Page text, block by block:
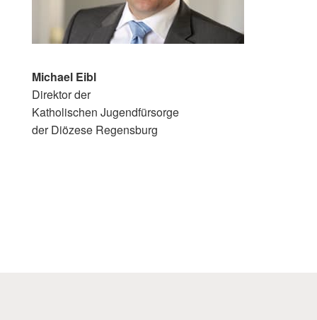
Michael Eibl
Direktor der
Katholischen Jugendfürsorge
der Diözese Regensburg